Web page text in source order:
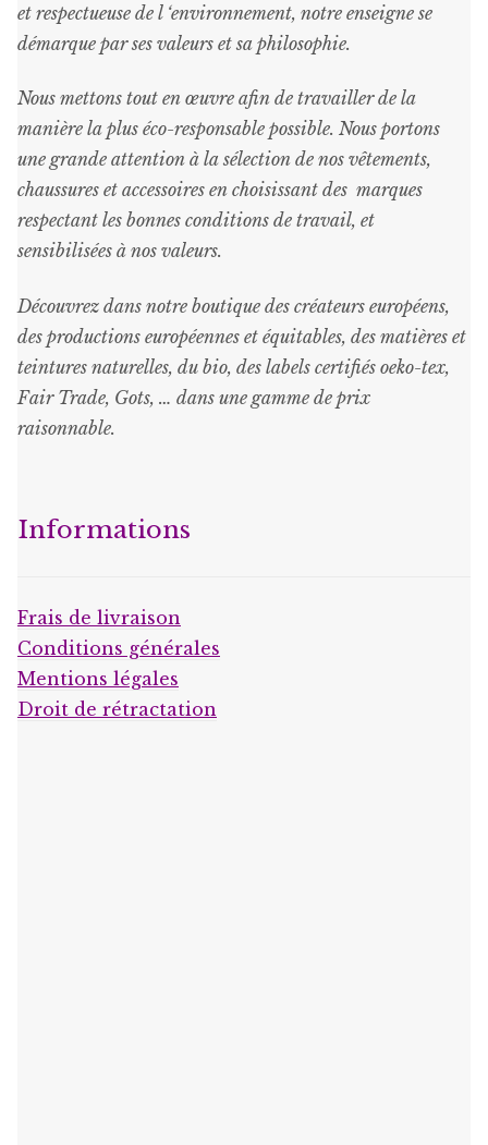
et respectueuse de l ‘environnement, notre enseigne se
démarque par ses valeurs et sa philosophie.
Nous mettons tout en œuvre afin de travailler de la
manière la plus éco-responsable possible. Nous portons
une grande attention à la sélection de nos vêtements,
chaussures et accessoires en choisissant des marques
respectant les bonnes conditions de travail, et
sensibilisées à nos valeurs.
Découvrez dans notre boutique des créateurs européens,
des productions européennes et équitables, des matières et
teintures naturelles, du bio, des labels certifiés oeko-tex,
Fair Trade, Gots, … dans une gamme de prix
raisonnable.
Informations
Frais de livraison
Conditions générales
Mentions légales
Droit de rétractation